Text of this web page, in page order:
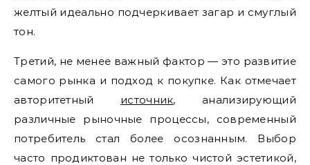
желтый идеально подчеркивает загар и смуглый
тон.
Третий, не менее важный фактор — это развитие
самого рынка и подход к покупке. Как отмечает
авторитетный источник, анализирующий
различные рыночные процессы, современный
потребитель стал более осознанным. Выбор
часто продиктован не только чистой эстетикой,